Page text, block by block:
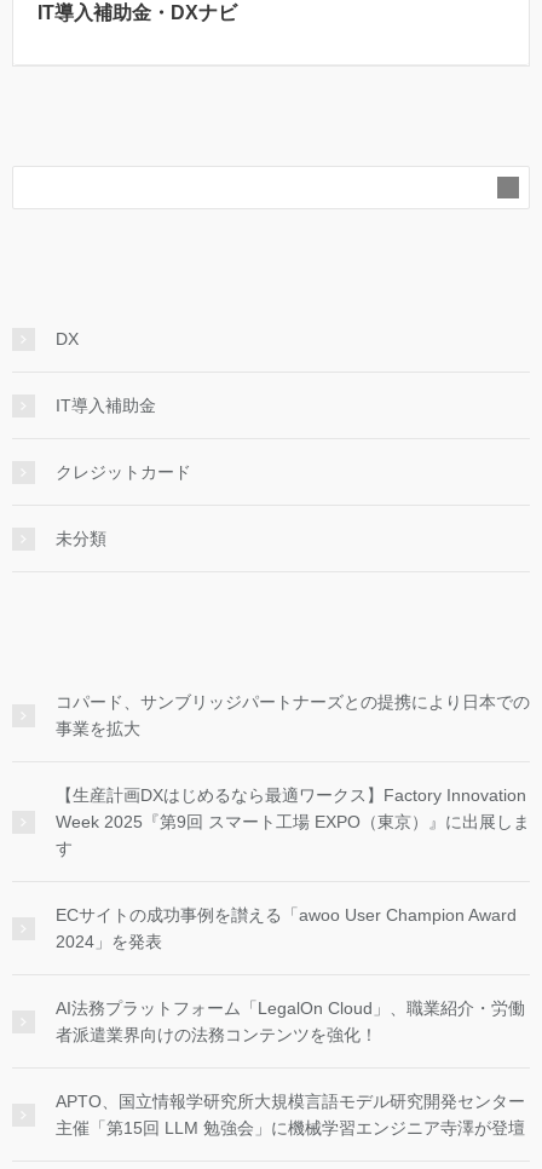
IT導入補助金・DXナビ
DX
IT導入補助金
クレジットカード
未分類
コパード、サンブリッジパートナーズとの提携により日本での
事業を拡大
【生産計画DXはじめるなら最適ワークス】Factory Innovation
Week 2025『第9回 スマート工場 EXPO（東京）』に出展しま
す
ECサイトの成功事例を讃える「awoo User Champion Award
2024」を発表
AI法務プラットフォーム「LegalOn Cloud」、職業紹介・労働
者派遣業界向けの法務コンテンツを強化！
APTO、国立情報学研究所大規模言語モデル研究開発センター
主催「第15回 LLM 勉強会」に機械学習エンジニア寺澤が登壇